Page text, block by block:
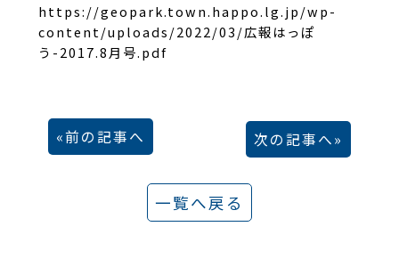
https://geopark.town.happo.lg.jp/wp-
content/uploads/2022/03/広報はっぽ
う-2017.8月号.pdf
前の記事へ 次の記事へ
一覧へ戻る